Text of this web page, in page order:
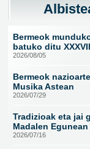
Bermeok
batuko ditu
2026/08/05
Bermeok
Musika Astean
2026/07/29
Tradizioak eta jai
Madalen Egunean
2026/07/16